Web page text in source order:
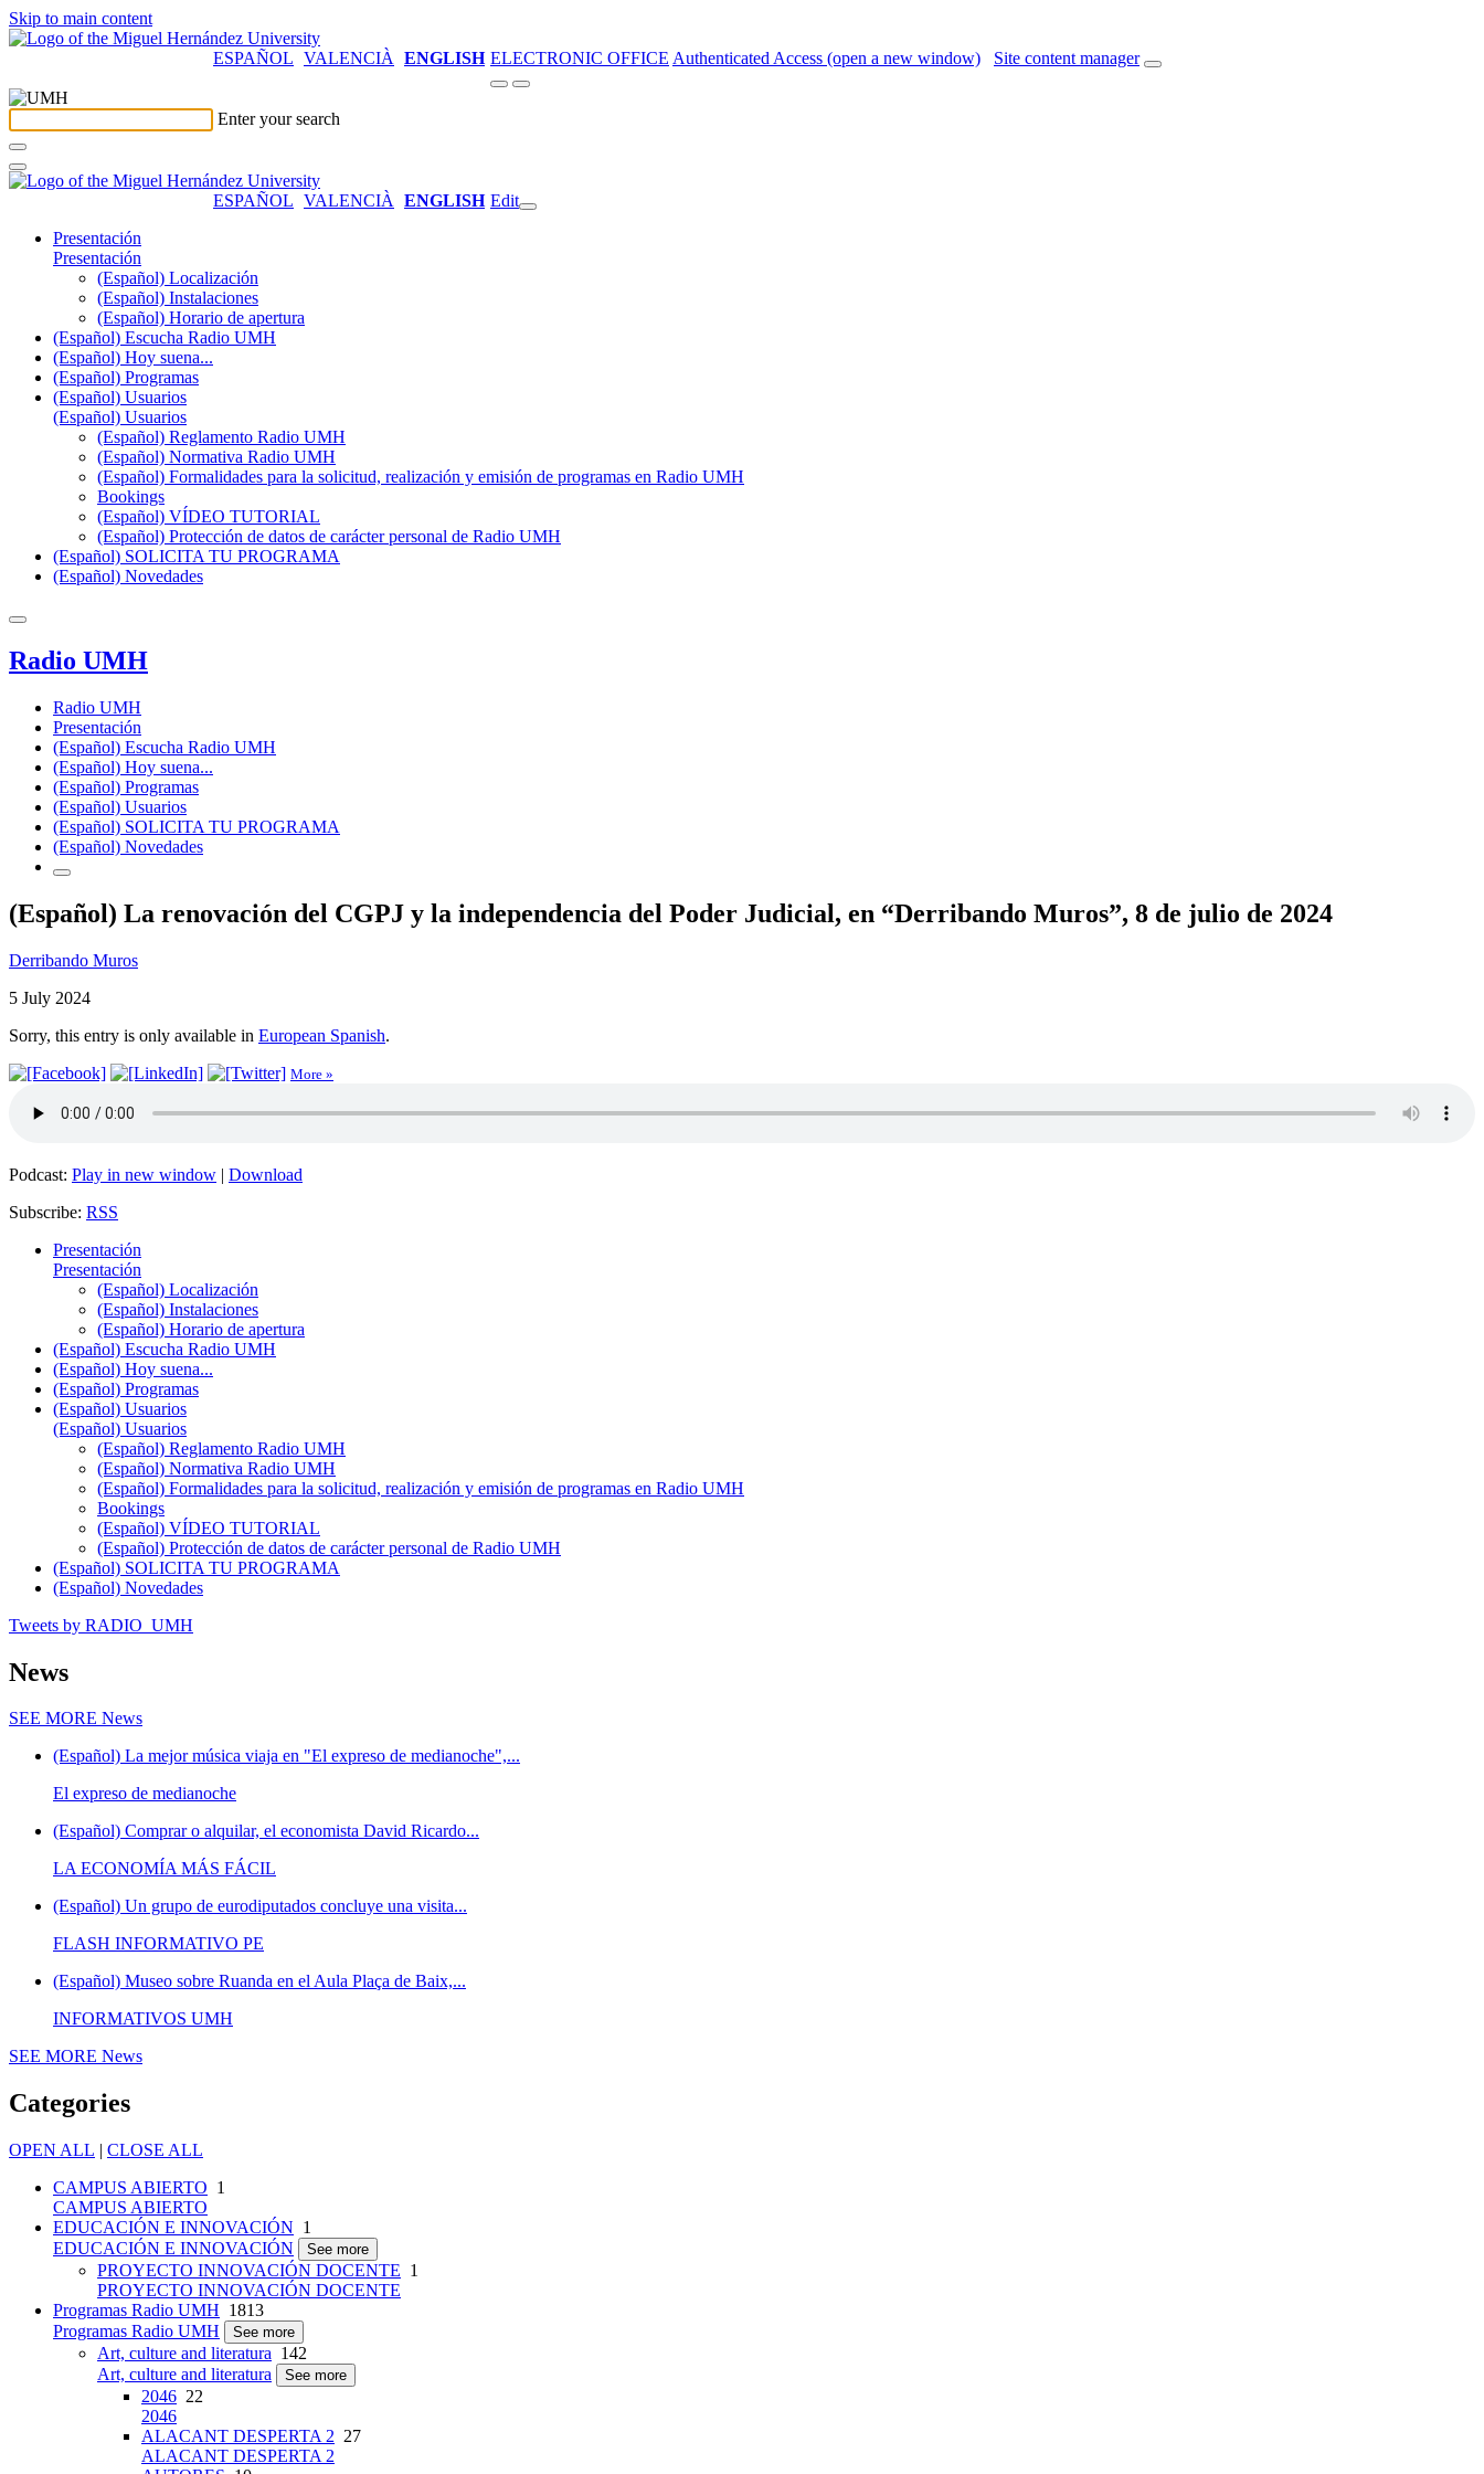
Skip to main content
ESPAÑOL VALENCIÀ ENGLISH ELECTRONIC OFFICE Authenticated Access (open a new window) Site content manager
Enter your search
ESPAÑOL VALENCIÀ ENGLISH Edit
Presentación
Presentación
(Español) Localización
(Español) Instalaciones
(Español) Horario de apertura
(Español) Escucha Radio UMH
(Español) Hoy suena...
(Español) Programas
(Español) Usuarios
(Español) Usuarios
(Español) Reglamento Radio UMH
(Español) Normativa Radio UMH
(Español) Formalidades para la solicitud, realización y emisión de programas en Radio UMH
Bookings
(Español) VÍDEO TUTORIAL
(Español) Protección de datos de carácter personal de Radio UMH
(Español) SOLICITA TU PROGRAMA
(Español) Novedades
Radio UMH
Radio UMH
Presentación
(Español) Escucha Radio UMH
(Español) Hoy suena...
(Español) Programas
(Español) Usuarios
(Español) SOLICITA TU PROGRAMA
(Español) Novedades
(Español) La renovación del CGPJ y la independencia del Poder Judicial, en “Derribando Muros”, 8 de julio de 2024
Derribando Muros
5 July 2024
Sorry, this entry is only available in European Spanish.
More »
Podcast: Play in new window | Download
Subscribe: RSS
Presentación
Presentación
(Español) Localización
(Español) Instalaciones
(Español) Horario de apertura
(Español) Escucha Radio UMH
(Español) Hoy suena...
(Español) Programas
(Español) Usuarios
(Español) Usuarios
(Español) Reglamento Radio UMH
(Español) Normativa Radio UMH
(Español) Formalidades para la solicitud, realización y emisión de programas en Radio UMH
Bookings
(Español) VÍDEO TUTORIAL
(Español) Protección de datos de carácter personal de Radio UMH
(Español) SOLICITA TU PROGRAMA
(Español) Novedades
Tweets by RADIO_UMH
News
SEE MORE News
(Español) La mejor música viaja en "El expreso de medianoche",...
El expreso de medianoche
(Español) Comprar o alquilar, el economista David Ricardo...
LA ECONOMÍA MÁS FÁCIL
(Español) Un grupo de eurodiputados concluye una visita...
FLASH INFORMATIVO PE
(Español) Museo sobre Ruanda en el Aula Plaça de Baix,...
INFORMATIVOS UMH
SEE MORE News
Categories
OPEN ALL | CLOSE ALL
CAMPUS ABIERTO 1
CAMPUS ABIERTO
EDUCACIÓN E INNOVACIÓN 1
EDUCACIÓN E INNOVACIÓN
See more
PROYECTO INNOVACIÓN DOCENTE 1
PROYECTO INNOVACIÓN DOCENTE
Programas Radio UMH 1813
Programas Radio UMH
See more
Art, culture and literatura 142
Art, culture and literatura
See more
2046 22
2046
ALACANT DESPERTA 2 27
ALACANT DESPERTA 2